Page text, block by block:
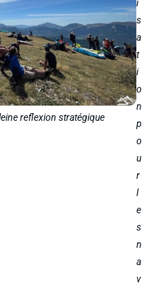
reflexion stratégique
i
s
a
t
i
o
n
p
o
u
r
l
e
s
n
a
v